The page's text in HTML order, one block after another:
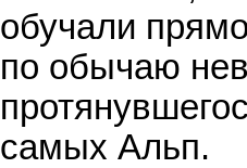
обучали
по обычаю
самых Альп.